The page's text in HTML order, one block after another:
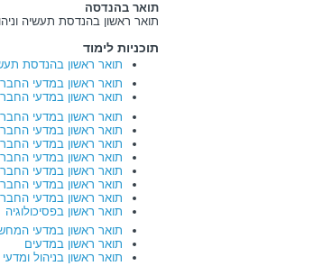
תואר בהנדסה
תואר ראשון בהנדסת תעשיה
תוכניות לימוד
תואר ראשון בהנדסת
תואר ראשון במדעי
תואר ראשון במדעי
תואר ראשון במדעי
תואר ראשון במדעי
תואר ראשון במדעי
תואר ראשון במדעי
תואר ראשון במדעי
תואר ראשון במדעי
תואר ראשון במדעי
תואר ראשון בפסיכולוגיה
תואר ראשון במדעי
תואר ראשון במדעים
תואר ראשון בניהול